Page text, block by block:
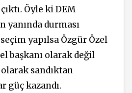
Öyle ki DEM
yanında durması
yapılsa Özgür Özel
başkanı olarak değil
sandıktan
güç kazandı.